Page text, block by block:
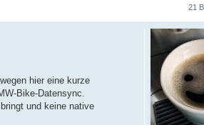
21
hier eine kurze
Bike-Datensync.
und keine native